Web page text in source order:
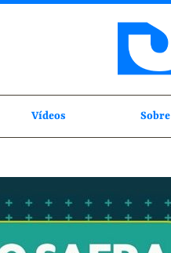
Vídeos Sobre